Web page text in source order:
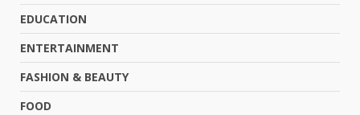
EDUCATION
ENTERTAINMENT
FASHION & BEAUTY
FOOD